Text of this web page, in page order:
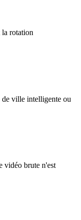
la rotation
ville intelligente ou
vidéo brute n'est